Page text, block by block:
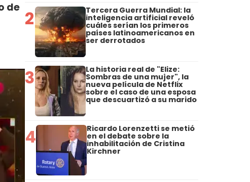
de 2 Tercera Guerra Mundial: la
inteligencia artificial reveló
cuáles serían los primeros
países latinoamericanos en
ser derrotados
3 La historia real de "Elize:
Sombras de una mujer", la
nueva película de Netflix
sobre el caso de una esposa
que descuartizó a su marido
4 Ricardo Lorenzetti se metió
en el debate sobre la
inhabilitación de Cristina
Kirchner